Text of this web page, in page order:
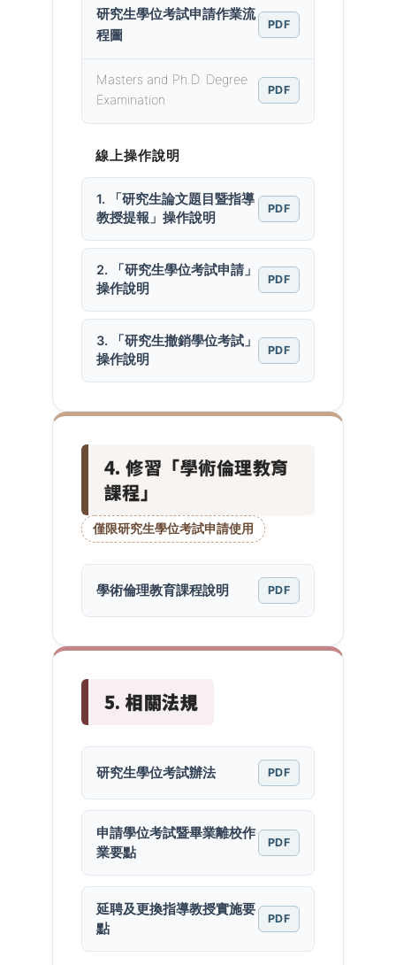
研究生學位考試申請作業流
程圖
PDF
Masters and Ph.D. Degree
Examination
PDF
線上操作說明
1. 「研究生論文題目暨指導
教授提報」操作說明
PDF
2. 「研究生學位考試申請」
操作說明
PDF
3. 「研究生撤銷學位考試」
操作說明
PDF
4. 修習「學術倫理教育
課程」
僅限研究生學位考試申請使用
學術倫理教育課程說明 PDF
5. 相關法規
研究生學位考試辦法 PDF
申請學位考試暨畢業離校作
業要點
PDF
延聘及更換指導教授實施要
點
PDF